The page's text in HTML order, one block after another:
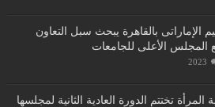
الإماراتى بالقاهرة يبحث سبل التعاون
المجلس الأعلى للجامعات
المرأة تختتم الدورة العادية الثانية لمجلسها